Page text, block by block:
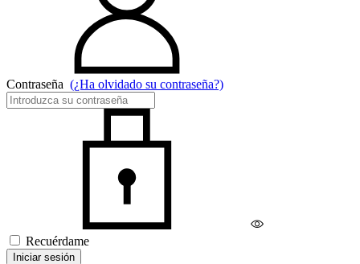
Contraseña (¿Ha olvidado su contraseña?)
Recuérdame
Iniciar sesión